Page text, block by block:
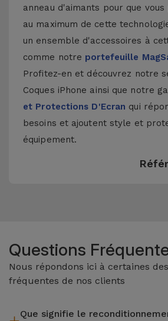
anneau d'aimants pour que
au maximum de cette
un ensemble d'accessoires à
comme notre portefeuille
Profitez-en et découvrez notre
Coques iPhone ainsi que notre
et Protections D'Ecran qui
besoins et ajoutent style et
équipement.
Questions
Nous répondons ici à certaines
fréquentes de nos clients
Que signifie le